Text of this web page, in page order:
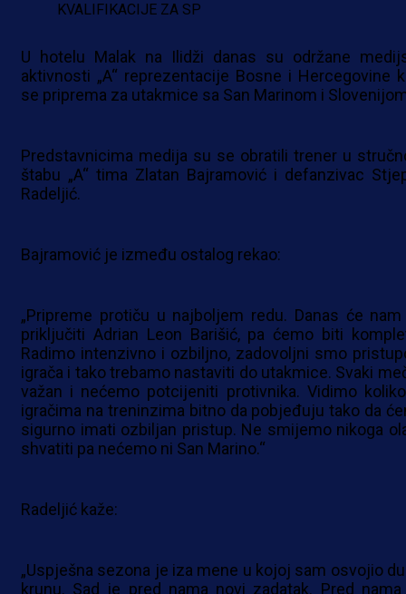
KVALIFIKACIJE ZA SP
U hotelu Malak na Ilidži danas su održane
aktivnosti „A“ reprezentacije Bosne i Hercegovine
se priprema za utakmice sa San Marinom i
Predstavnicima medija su se obratili trener u
štabu „A“ tima Zlatan Bajramović i defanzivac
Radeljić.
Bajramović je između ostalog rekao:
„Pripreme protiču u najboljem redu. Danas će
priključiti Adrian Leon Barišić, pa ćemo biti
Radimo intenzivno i ozbiljno, zadovoljni smo
igrača i tako trebamo nastaviti do utakmice. Svaki
važan i nećemo potcijeniti protivnika. Vidimo
igračima na treninzima bitno da pobjeđuju tako da
sigurno imati ozbiljan pristup. Ne smijemo nikoga
shvatiti pa nećemo ni San Marino.“
Radeljić kaže:
„Uspješna sezona je iza mene u kojoj sam osvojio
krunu. Sad je pred nama novi zadatak. Pred